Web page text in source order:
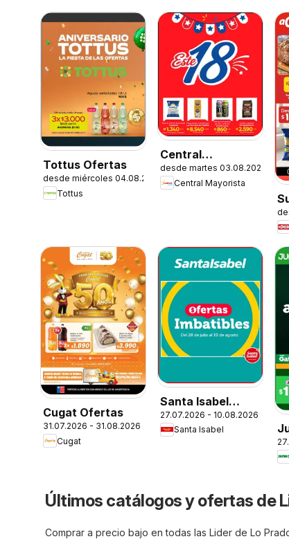
Tottus Ofertas
desde miércoles 04.08.2026
Tottus
Central
Mayorista
Ofertas
desde martes 03.08.2026
Central Mayorista
Cugat Ofertas
31.07.2026 - 31.08.2026
Cugat
Santa Isabel
Ofertas
27.07.2026 - 10.08.2026
Santa Isabel
Últimos catálogos y ofertas de
Comprar a precio bajo en todas las Lider de Lo